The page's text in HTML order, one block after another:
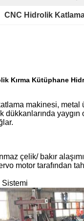
CNC Hidrolik
Kırma Kütüphane
makinesi,
dükkanlarında
çelik/ bakır
motor tarafından
Sistemi